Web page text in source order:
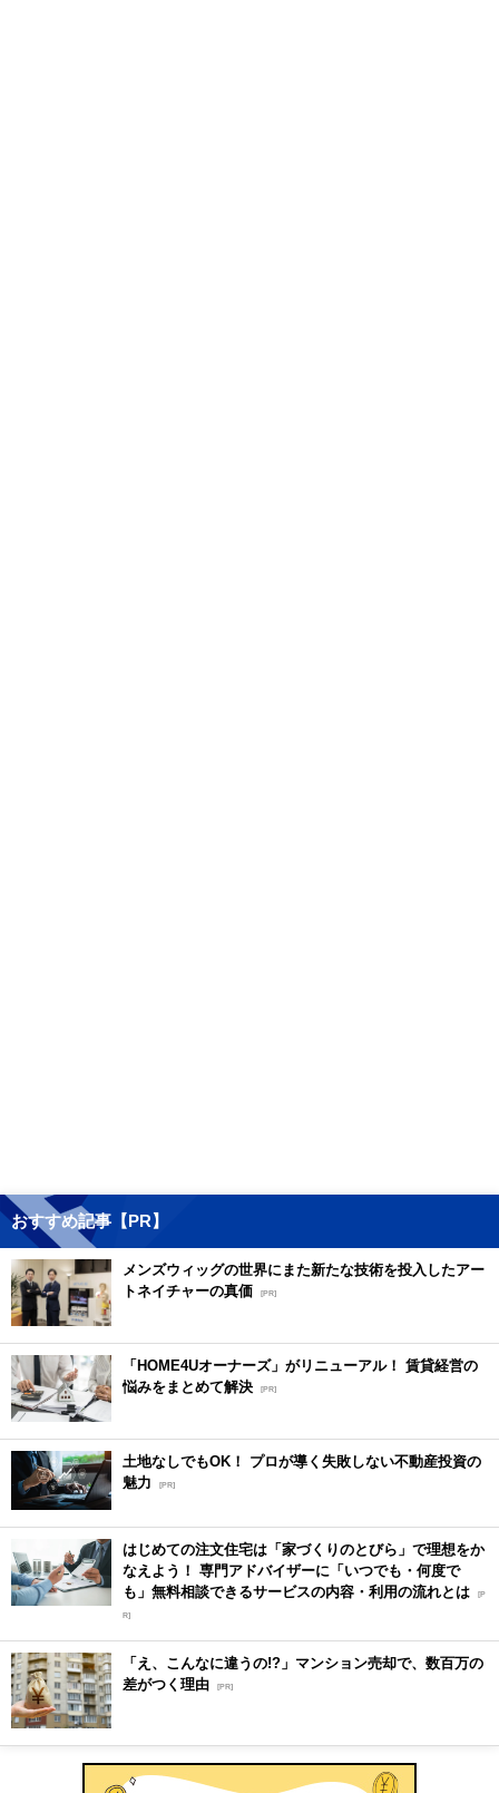
おすすめ記事【PR】
メンズウィッグの世界にまた新たな技術を投入したアー
トネイチャーの真価
[PR]
「HOME4Uオーナーズ」がリニューアル！ 賃貸経営の
悩みをまとめて解決 [PR]
土地なしでもOK！ プロが導く失敗しない不動産投資の
魅力
[PR]
はじめての注文住宅は「家づくりのとびら」で理想をか
なえよう！ 専門アドバイザーに「いつでも・何度で
も」無料相談できるサービスの内容・利用の流れとは [P
R]
「え、こんなに違うの!?」マンション売却で、数百万の
差がつく理由 [PR]